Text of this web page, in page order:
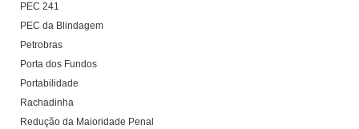
PEC 241
PEC da Blindagem
Petrobras
Porta dos Fundos
Portabilidade
Rachadinha
Redução da Maioridade Penal